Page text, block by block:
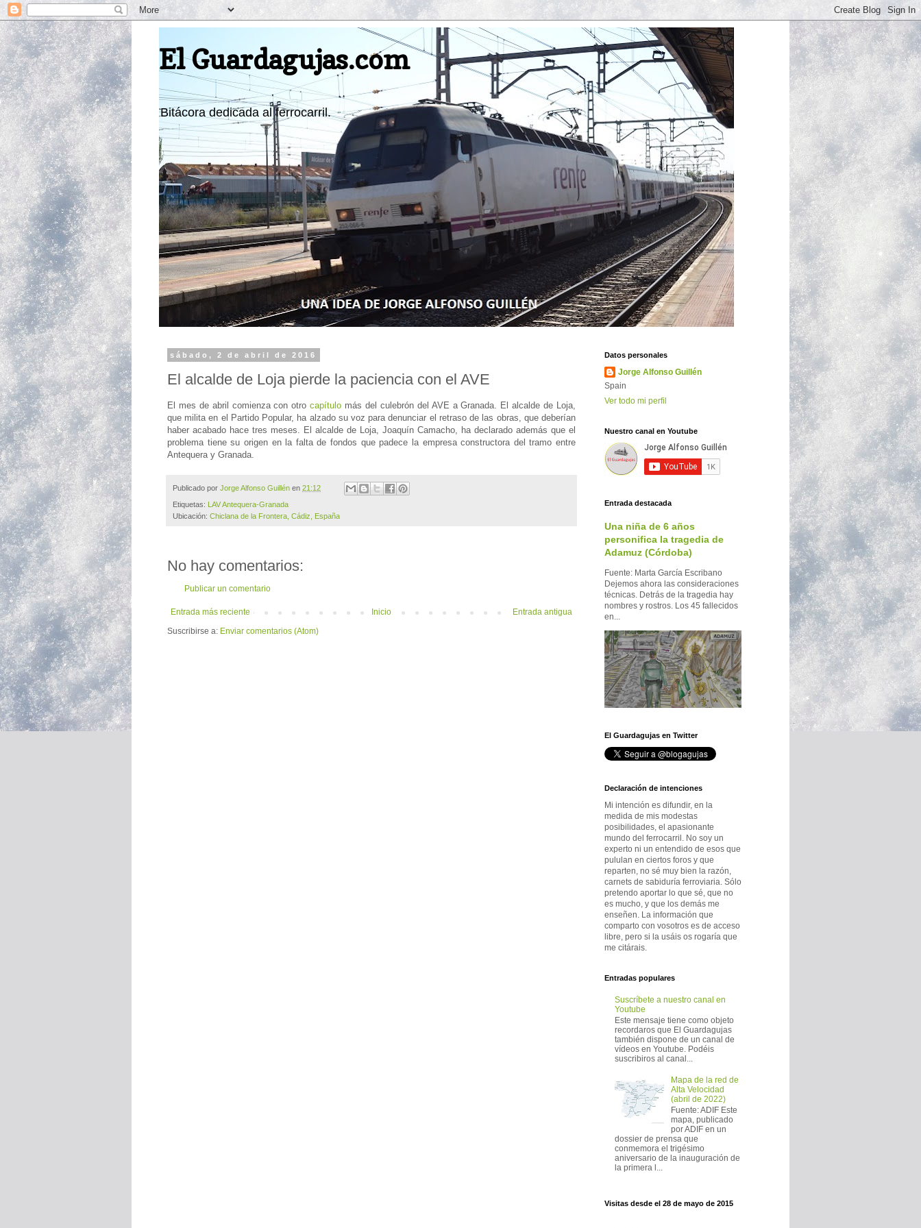
El Guardagujas.com
Bitácora dedicada al ferrocarril.
sábado, 2 de abril de 2016
El alcalde de Loja pierde la paciencia con el AVE
El mes de abril comienza con otrocapítulo más del culebrón del AVE a Granada. El alcalde de Loja,
que milita en el Partido Popular, ha alzado su voz para denunciar el retraso de las obras, que deberían
haber acabado hace tres meses. El alcalde de Loja, Joaquín Camacho, ha declarado además que el
problema tiene su origen en la falta de fondos que padece la empresa constructora del tramo entre
Antequera y Granada.
Publicado por Jorge Alfonso Guillén en 21:12
Etiquetas: LAV Antequera-Granada
Ubicación: Chiclana de la Frontera, Cádiz, España
No hay comentarios:
Publicar un comentario
Entrada más reciente Entrada antigua
Inicio
Suscribirse a: Enviar comentarios (Atom)
Datos personales
Jorge Alfonso Guillén
Spain
Ver todo mi perfil
Nuestro canal en Youtube
Entrada destacada
Una niña de 6 años
personifica la tragedia de
Adamuz (Córdoba)
Fuente: Marta García Escribano
Dejemos ahora las consideraciones
técnicas. Detrás de la tragedia hay
nombres y rostros. Los 45 fallecidos
en...
El Guardagujas en Twitter
Declaración de intenciones
Mi intención es difundir, en la
medida de mis modestas
posibilidades, el apasionante
mundo del ferrocarril. No soy un
experto ni un entendido de esos que
pululan en ciertos foros y que
reparten, no sé muy bien la razón,
carnets de sabiduría ferroviaria. Sólo
pretendo aportar lo que sé, que no
es mucho, y que los demás me
enseñen. La información que
comparto con vosotros es de acceso
libre, pero si la usáis os rogaría que
me citárais.
Entradas populares
Suscríbete a nuestro canal en
Youtube
Este mensaje tiene como objeto
recordaros que El Guardagujas
también dispone de un canal de
vídeos en Youtube. Podéis
suscribiros al canal...
Mapa de la red de
Alta Velocidad
(abril de 2022)
Fuente: ADIF Este
mapa, publicado
por ADIF en un
dossier de prensa que
conmemora el trigésimo
aniversario de la inauguración de
la primera l...
Visitas desde el 28 de mayo de 2015